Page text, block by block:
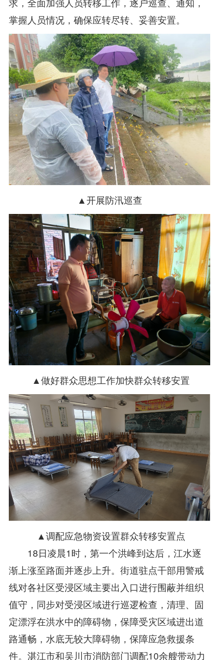
掌握人员情况，确保应转尽转、妥善安置。
▲开展防汛巡查
▲做好群众思想工作加快群众转移安置
▲调配应急物资设置群众转移安置点
18日凌晨1时，第一个洪峰到达后，江水逐
渐上涨至路面并逐步上升。街道驻点干部用警戒
线对各社区受浸区域主要出入口进行围蔽并组织
值守，同步对受浸区域进行巡逻检查，清理、固
定漂浮在洪水中的障碍物，保障受灾区域进出道
路通畅，水底无较大障碍物，保障应急救援条
件。湛江市和吴川市消防部门调配10余艘带动力